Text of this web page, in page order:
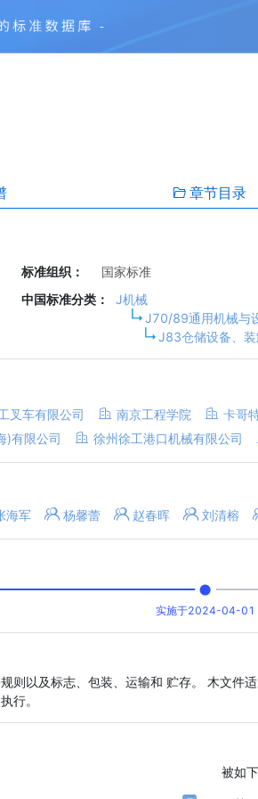
章节目录
标准组织： 国家标准
中国标准分类：
J机械
J70/89通用机械与
J83仓储设备、
叉车有限公司 南京工程学院 卡哥
)有限公司 徐州徐工港口机械有限公司
海军 杨馨蕾 赵春晖 刘清榕
实施于2024-04-01
则以及标志、包装、运输和 贮存。 木文
行。
被如